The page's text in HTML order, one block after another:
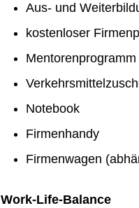
Aus- und
kostenloser
Mentorenprogramm
Notebook
Firmenhandy
Firmenwagen
Work-Life-Balance